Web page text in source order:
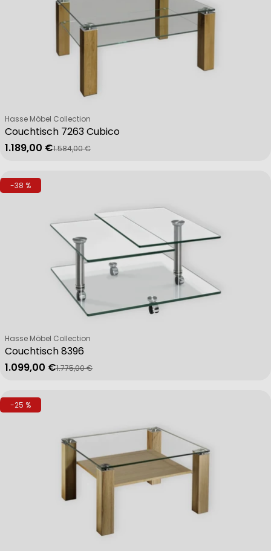
Couchtisch 7263 Cubico
Verkäufer:
Hasse Möbel Collection
Verkaufspreis
1.189,00 €
Regulärer Preis
1.584,00 €
-38 %
Couchtisch 8396
Verkäufer:
Hasse Möbel Collection
Verkaufspreis
1.099,00 €
Regulärer Preis
1.775,00 €
-25 %